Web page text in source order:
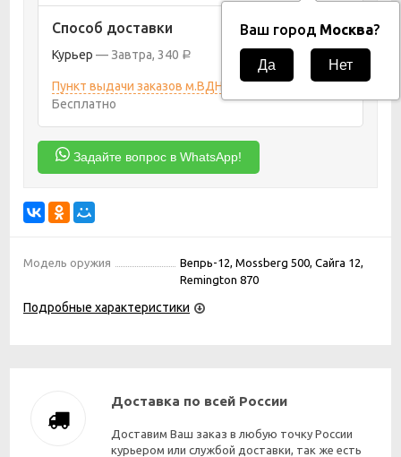
Ваш город Москва?
Способ доставки
Курьер Завтра 340 Р
Пункт выдачи заказов м.ВДНХ
10 августа 2026
Бесплатно
Задайте вопрос в WhatsApp!
Модель оружия
Вепрь-12, Mossberg 500, Сайга 12,
Remington 870
Подробные характеристики
Доставка по всей России
Доставим Ваш заказ в любую точку России
курьером или службой доставки, так же есть